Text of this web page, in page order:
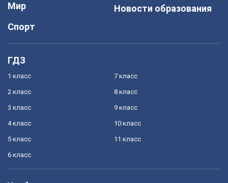
Мир
Спорт
Новости образования
ГДЗ
1 класс
2 класс
3 класс
4 класс
5 класс
6 класс
7 класс
8 класс
9 класс
10 класс
11 класс